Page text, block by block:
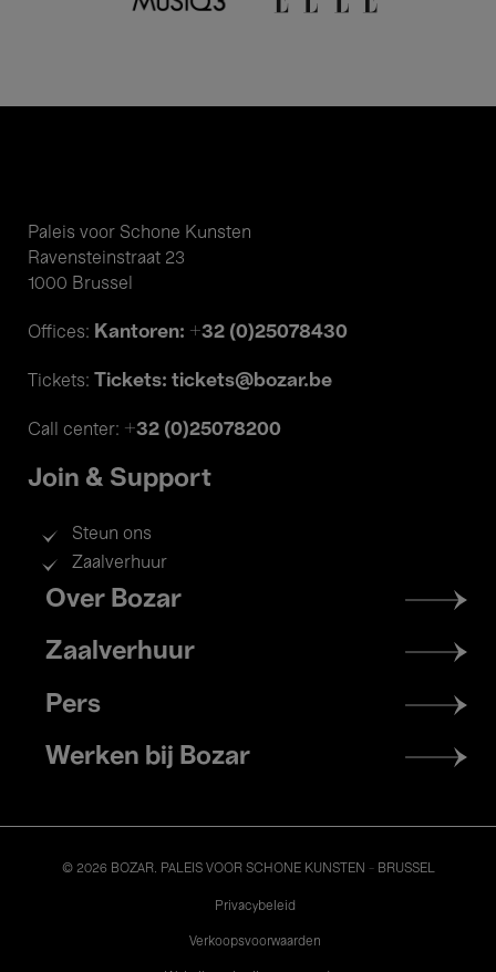
Paleis voor Schone Kunsten
Ravensteinstraat 23
1000 Brussel
Offices: Kantoren: +32 (0)25078430
Tickets: Tickets: tickets@bozar.be
Call center: +32 (0)25078200
Join & Support
Steun ons
Zaalverhuur
Footer
menu
Over Bozar
Zaalverhuur
Pers
Werken bij Bozar
© 2026 BOZAR. PALEIS VOOR SCHONE KUNSTEN - BRUSSEL
Privacybeleid
Verkoopsvoorwaarden